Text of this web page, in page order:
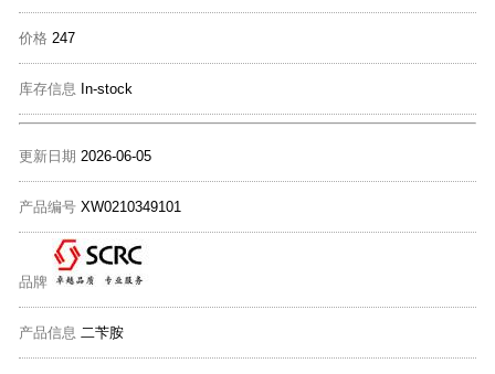
价格 247
库存信息 In-stock
更新日期 2026-06-05
产品编号 XW0210349101
品牌
产品信息 二苄胺